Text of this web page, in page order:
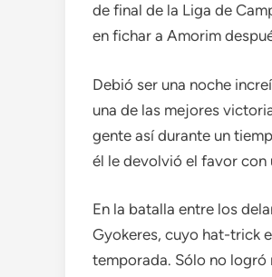
de final de la Liga de
en fichar a Amorim
Debió ser una noche
una de las mejores
gente así durante un
él le devolvió el favor con
En la batalla entre los
Gyokeres, cuyo hat-trick
temporada. Sólo no logró